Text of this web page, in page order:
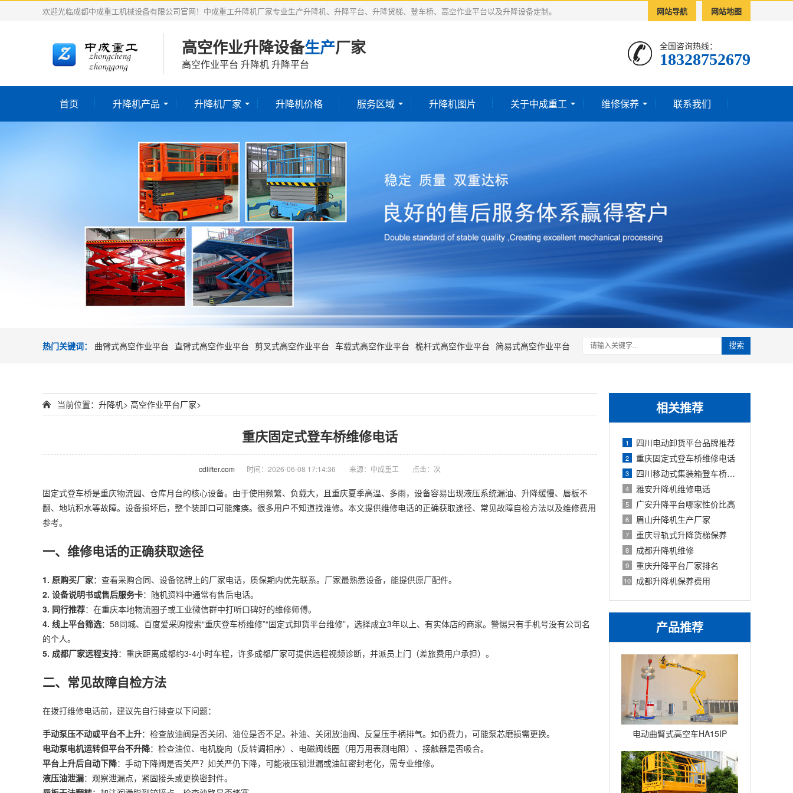
网站导航 网站地图
欢迎光临成都中成重工机械设备有限公司官网！中成重工升降机厂家专业生产升降机、升降平台、升降货梯、登车桥、高空作业平台以及升降设备定制。
高空作业升降设备生产厂家
高空作业平台 升降机 升降平台
全国咨询热线：
18328752679‬
首页 升降机产品 升降机厂家 升降机价格 服务区域 升降机图片 关于中成重工 维修保养 联系我们
热门关键词： 曲臂式高空作业平台 直臂式高空作业平台 剪叉式高空作业平台 车载式高空作业平台 桅杆式高空作业平台 简易式高空作业平台 搜索
相关推荐
1 四川电动卸货平台品牌推荐
2 重庆固定式登车桥维修电话
3 四川移动式集装箱登车桥选购指南
4 雅安升降机维修电话
5 广安升降平台哪家性价比高
6 眉山升降机生产厂家
7 重庆导轨式升降货梯保养
8 成都升降机维修
9 重庆升降平台厂家排名
10 成都升降机保养费用
产品推荐
电动曲臂式高空车HA15IP
当前位置： 升降机> 高空作业平台厂家>
重庆固定式登车桥维修电话
cdlifter.com 时间：2026-06-08 17:14:36 来源：中成重工 点击： 次
固定式登车桥是重庆物流园、仓库月台的核心设备。由于使用频繁、负载大，且重庆夏季高温、多雨，设备容易出现液压系统漏油、升降缓慢、唇板不
翻、地坑积水等故障。设备损坏后，整个装卸口可能瘫痪。很多用户不知道找谁修。本文提供维修电话的正确获取途径、常见故障自检方法以及维修费用
参考。
一、维修电话的正确获取途径
1. 原购买厂家：查看采购合同、设备铭牌上的厂家电话，质保期内优先联系。厂家最熟悉设备，能提供原厂配件。
2. 设备说明书或售后服务卡：随机资料中通常有售后电话。
3. 同行推荐：在重庆本地物流圈子或工业微信群中打听口碑好的维修师傅。
4. 线上平台筛选：58同城、百度爱采购搜索“重庆登车桥维修”“固定式卸货平台维修”，选择成立3年以上、有实体店的商家。警惕只有手机号没有公司名
的个人。
5. 成都厂家远程支持：重庆距离成都约3-4小时车程，许多成都厂家可提供远程视频诊断，并派员上门（差旅费用户承担）。
二、常见故障自检方法
在拨打维修电话前，建议先自行排查以下问题：
手动泵压不动或平台不上升：检查放油阀是否关闭、油位是否不足。补油、关闭放油阀、反复压手柄排气。如仍费力，可能泵芯磨损需更换。
电动泵电机运转但平台不升降：检查油位、电机旋向（反转调相序）、电磁阀线圈（用万用表测电阻）、接触器是否吸合。
平台上升后自动下降：手动下降阀是否关严？如关严仍下降，可能液压锁泄漏或油缸密封老化，需专业维修。
液压油泄漏：观察泄漏点，紧固接头或更换密封件。